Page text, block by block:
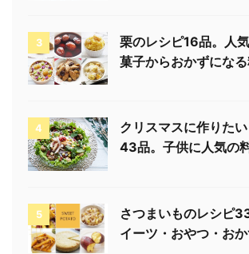
3
栗のレシピ16品。人
菓子からおかずになる
4
クリスマスに作りた
43品。子供に人気の
5
さつまいものレシピ
イーツ・おやつ・おか